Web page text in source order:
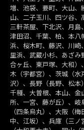
増、池袋、要町、大山
山、二子玉川、四ツ谷、
三軒茶屋、下北沢、月島
津田沼、千葉、柏、本
浜、桜木町、藤沢、川崎
里浜、武蔵小杉、あざ
合ヶ丘、東戸塚、大和
木（宇都宮）、茨城（
沢）、長野（長野、松本
千種、大曽根、本山、
所、一宮、藤が丘）、
（四条烏丸）、大阪（
中、江坂）、兵庫（三